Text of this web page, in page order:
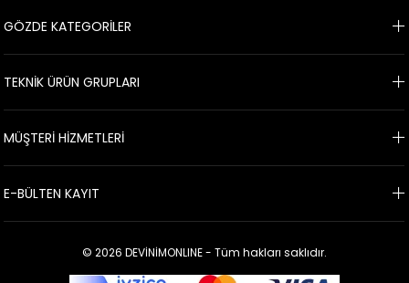
GÖZDE KATEGORİLER
TEKNİK ÜRÜN GRUPLARI
MÜŞTERİ HİZMETLERİ
E-BÜLTEN KAYIT
© 2026 DEVİNİMONLINE - Tüm hakları saklıdır.